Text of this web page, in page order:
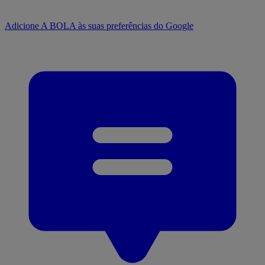
Adicione A BOLA às suas preferências do Google